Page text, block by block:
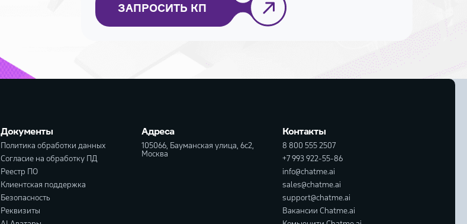
ЗАПРОСИТЬ КП
Документы
Политика обработки данных
Согласие на обработку ПД
Реестр ПО
Клиентская поддержка
Безопасность
Реквизиты
Адреса
105066, Бауманская улица, 6с2,
Москва
Контакты
8 800 555 2507
+7 993 922-55-86
info@chatme.ai
sales@chatme.ai
support@chatme.ai
Вакансии Chatme.ai